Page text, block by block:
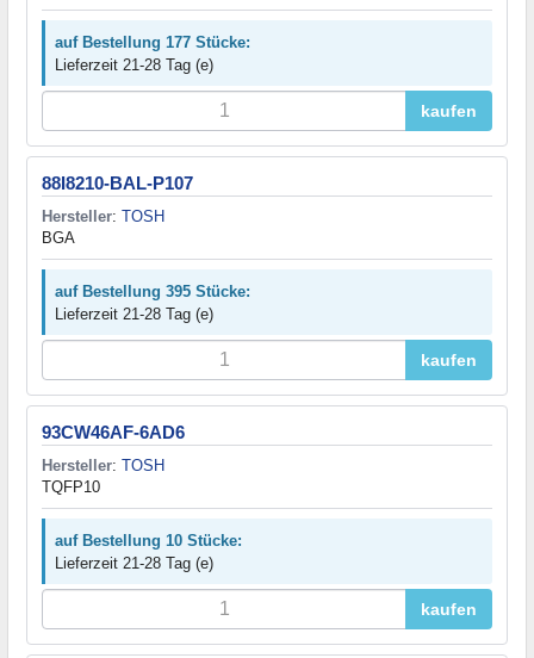
auf Bestellung 177 Stücke:
Lieferzeit 21-28 Tag (e)
kaufen
88I8210-BAL-P107
Hersteller: TOSH
BGA
auf Bestellung 395 Stücke:
Lieferzeit 21-28 Tag (e)
kaufen
93CW46AF-6AD6
Hersteller: TOSH
TQFP10
auf Bestellung 10 Stücke:
Lieferzeit 21-28 Tag (e)
kaufen